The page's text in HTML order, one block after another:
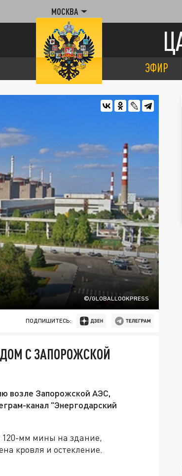
МОСКВА
ЭФИР
©/GLOBALLOOKPRESS
ПОДПИШИТЕСЬ:
С ЗАПОРОЖСКОЙ
возле Запорожской АЭС,
канал "Энергодарский
120-мм мины на здание,
кровля и остекление.